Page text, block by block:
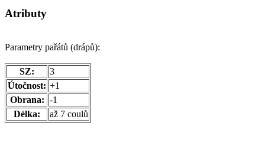
Atributy
Parametry pařátů (drápů):
SZ:
3
Útočnost: +1
Obrana: -1
Délka:
až 7 coulů